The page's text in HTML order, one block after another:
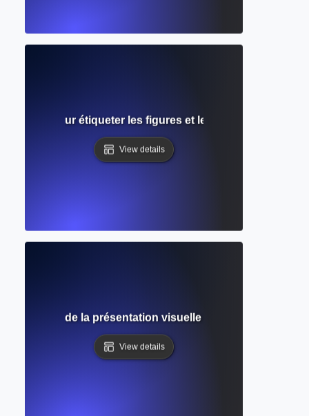
complet pour étiqueter les figures et les tableaux dans
View details
complet de la présentation visuelle des données dans
View details